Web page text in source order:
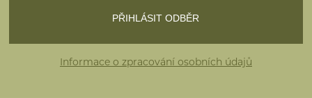
Informace o zpracování osobních údajů